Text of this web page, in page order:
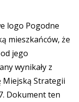
logo Pogodne
mieszkańców, że
jego
wynikały z
Miejską Strategii
Dokument ten